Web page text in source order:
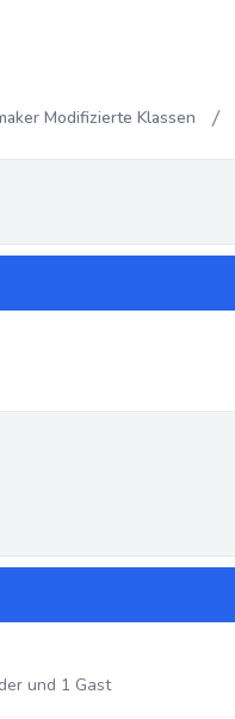
Modifizierte Klassen
Einstellungen
und 1 Gast